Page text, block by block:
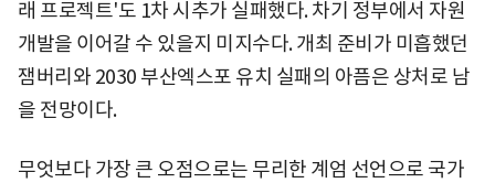
래 프로젝트'도 1차 시추가 실패했다. 차기 정부에서 자원
개발을 이어갈 수 있을지 미지수다. 개최 준비가 미흡했던
잼버리와 2030 부산엑스포 유치 실패의 아픔은 상처로 남
을 전망이다.
무엇보다 가장 큰 오점으로는 무리한 계엄 선언으로 국가